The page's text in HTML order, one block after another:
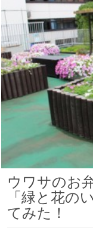
ウワサのお
「緑と花の
てみた！